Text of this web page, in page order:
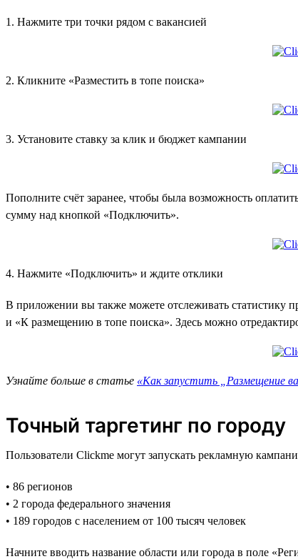
1. Нажмите три точки рядом с вакансией
2. Кликните «Разместить в топе поиска»
3. Установите ставку за клик и бюджет кампании
Пополните счёт заранее, чтобы была возможность
сумму над кнопкой «Подключить».
4. Нажмите «Подключить» и ждите отклики
В приложении вы также можете отслеживать статистику
и «К размещению в топе поиска». Здесь можно
Узнайте больше в статье «Как запустить „Размещение
Точный таргетинг по городу
Пользователи Clickme могут запускать рекламную
• 86 регионов
• 2 города федерального значения
• 189 городов с населением от 100 тысяч человек
Начните вводить название области или города в поле